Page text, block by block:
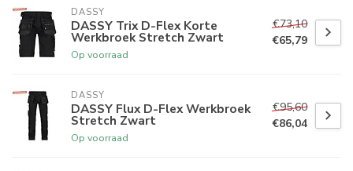
DASSY
DASSY Trix D-Flex Korte
Werkbroek Stretch Zwart
Op voorraad
€73,10
€65,79
DASSY
DASSY Flux D-Flex Werkbroek
Stretch Zwart
Op voorraad
€95,60
€86,04